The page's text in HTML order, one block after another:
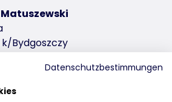
Matuszewski
Bydgoszczy
Datenschutzbestimmungen